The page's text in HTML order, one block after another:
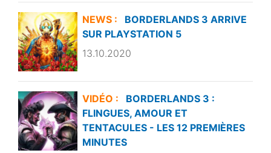
NEWS :
BORDERLANDS 3 ARRIVE
SUR PLAYSTATION 5
13.10.2020
VIDÉO :
BORDERLANDS 3 :
FLINGUES, AMOUR ET
TENTACULES - LES 12 PREMIÈRES
MINUTES